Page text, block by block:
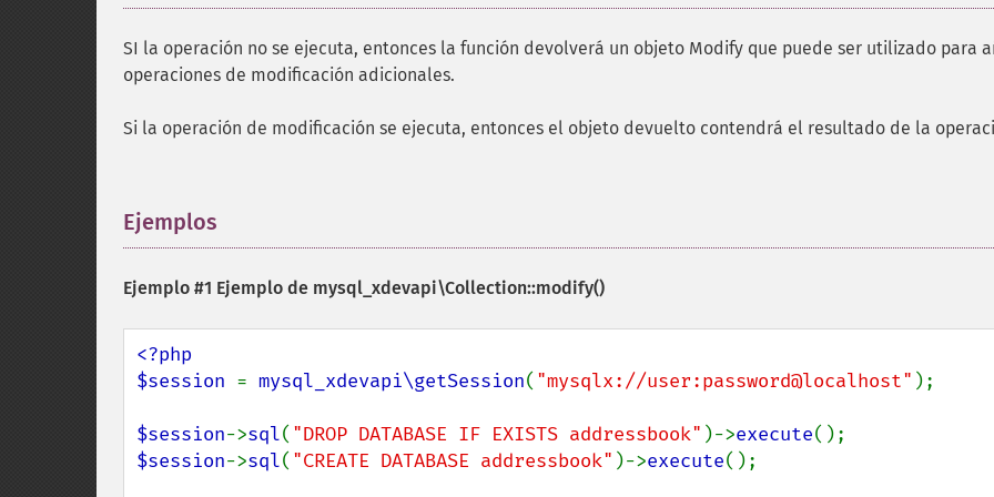
SI la operación no se ejecuta, entonces la función devolverá un objeto Modify que puede ser utilizado para
operaciones de modificación adicionales.
Si la operación de modificación se ejecuta, entonces el objeto devuelto contendrá el resultado de la
Ejemplos
Ejemplo #1 Ejemplo de mysql_xdevapi\Collection::modify()
<?php
$session = mysql_xdevapi\getSession( "mysqlx://user:password@localhost" );
$session->sql( "DROP DATABASE IF EXISTS addressbook" )->execute
$session->sql( "CREATE DATABASE addressbook" )->execute();